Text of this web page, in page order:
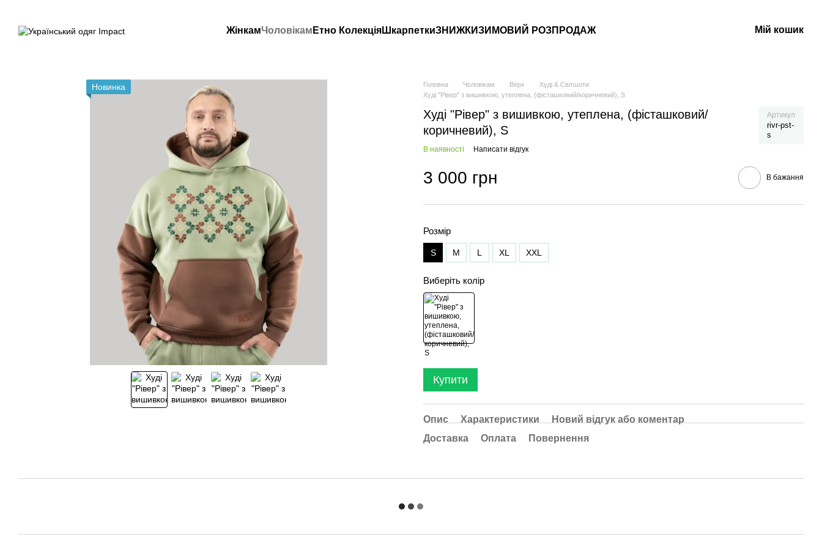
ЖінкамЧоловікам Етно КолекціяШкарпеткиЗНИЖКИЗИМОВИЙ РОЗПРОДАЖ Мій кошик
Новинка Головна Чоловікам Верх
Худі & Світшоти
Худі "Рівер" з вишивкою, утеплена, (фісташковий/коричневий), S
Худі "Рівер" з вишивкою, утеплена, (фісташковий/
коричневий), S
Артикул
rivr-pst-
s
В наявності Написати відгук
3 000 грн В бажання
Розмір
S M L XL XXL
Виберіть колір
Купити
Опис Характеристики
Новий відгук або коментар
Доставка
Оплата Повернення